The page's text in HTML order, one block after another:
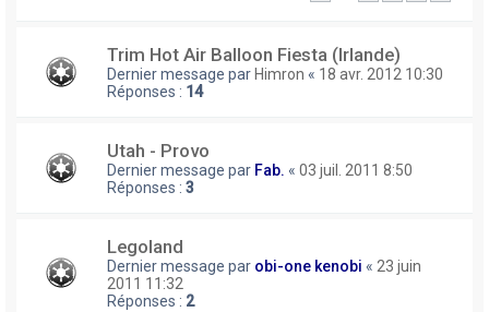
Trim Hot Air Balloon Fiesta (Irlande)
Dernier message par Himron « 18 avr. 2012 10:30
Réponses : 14
Utah - Provo
Dernier message par Fab. « 03 juil. 2011 8:50
Réponses : 3
Legoland
Dernier message par obi-one kenobi « 23 juin
2011 11:32
Réponses : 2